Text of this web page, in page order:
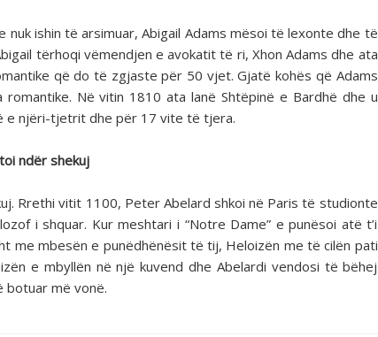
ishin të arsimuar, Abigail Adams mësoi të lexonte dhe të
tërhoqi vëmendjen e avokatit të ri, Xhon Adams dhe ata
që do të zgjaste për 50 vjet. Gjatë kohës që Adams
Në vitin 1810 ata lanë Shtëpinë e Bardhë dhe u
e njëri-tjetrit dhe për 17 vite të tjera.
ndër shekuj
Rrethi vitit 1100, Peter Abelard shkoi në Paris të studionte
i shquar. Kur meshtari i “Notre Dame” e punësoi atë t’i
me mbesën e punëdhënësit të tij, Heloizën me të cilën pati
e mbyllën në një kuvend dhe Abelardi vendosi të bëhej
botuar më vonë.